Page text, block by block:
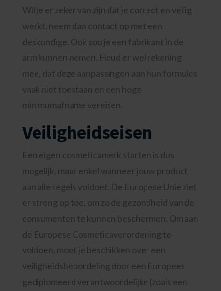
Wil je er zeker van zijn dat je correct en veilig
werkt, neem dan contact op met een
deskundige. Ook zou je een fabrikant in de
arm kunnen nemen. Houd er wel rekening
mee, dat deze aanpassingen aan hun formules
vaak niet toestaan en een hoge
minimumafname vereisen.
Veiligheidseisen
Een eigen cosmeticamerk starten is dus
mogelijk, maar enkel wanneer jouw product
aan alle regels voldoet. De Europese Unie ziet
er streng op toe, om zo de gezondheid van de
consumenten te kunnen beschermen. Om aan
de Europese Cosmeticaverordening te
voldoen, moet je beschikken over een
veiligheidsbeoordeling door een Europees
gediplomeerd verantwoordelijke (zoals een